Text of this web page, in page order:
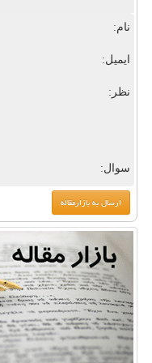
نام:
ایمیل:
نظر:
سوال: